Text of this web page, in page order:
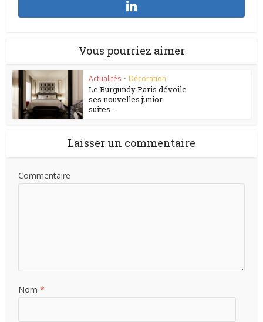
Vous pourriez aimer
Actualités • Décoration
Le Burgundy Paris dévoile
ses nouvelles junior
suites...
Laisser un commentaire
Commentaire
Nom*